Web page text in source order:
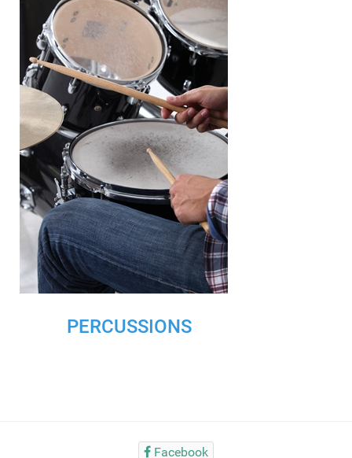
PERCUSSIONS
Facebook